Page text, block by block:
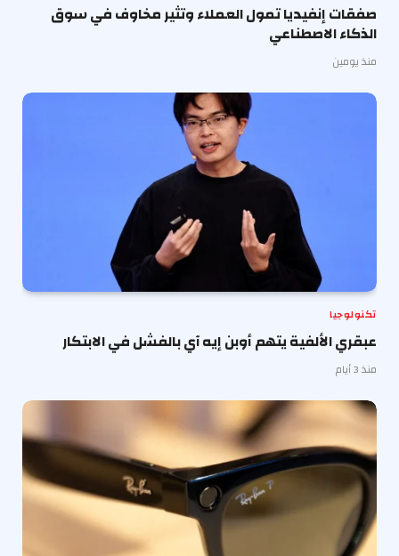
صفقات إنفيديا تمول العملاء وتثير مخاوف في سوق
الذكاء الاصطناعي
منذ يومين
تكنولوجيا
عبقري الألفية يتهم أوبن إيه آي بالفشل في الابتكار
منذ 3 أيام